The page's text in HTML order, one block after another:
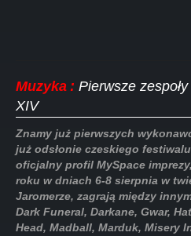
Muzyka : Pierwsze
XIV
Znamy już pierwszych
już odsłonie czeskiego
oficjalny profil MySpace
roku w dniach 6-8 sierpnia w
Jaromerze, zagrają między
Dark Funeral, Darkane, Gwar,
Head, Madball, Marduk, Misery